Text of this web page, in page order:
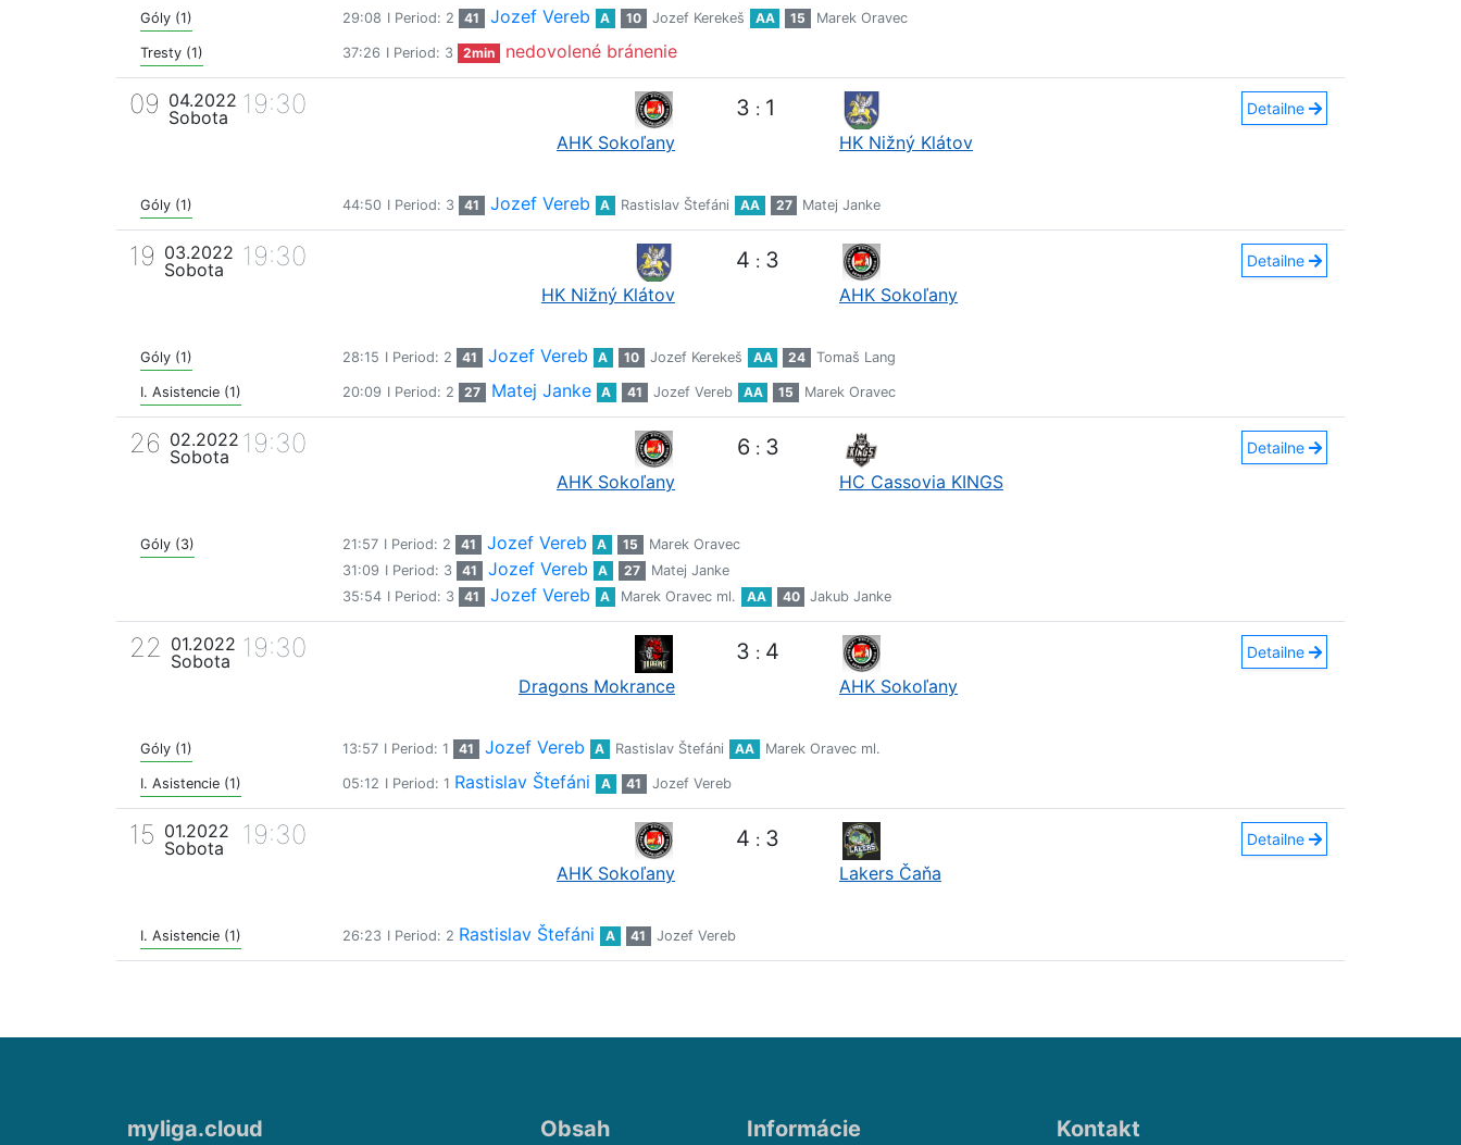
Góly (1) 29:08 I Period: 2 41 Jozef Vereb A 10 Jozef Kerekeš AA 15 Marek Oravec
Tresty (1) 37:26 I Period: 3 2min nedovolené bránenie
09 04.2022
Sobota
19:30
AHK Sokoľany
3 : 1
HK Nižný Klátov
Detailne
Góly (1) 44:50 I Period: 3 41 Jozef Vereb A Rastislav Štefáni AA 27 Matej Janke
19 03.2022
Sobota
19:30
HK Nižný Klátov
4 : 3
AHK Sokoľany
Detailne
Góly (1) 28:15 I Period: 2 41 Jozef Vereb A 10 Jozef Kerekeš AA 24 Tomaš Lang
I. Asistencie (1) 20:09 I Period: 2 27 Matej Janke A 41 Jozef Vereb AA 15 Marek Oravec
26 02.2022
Sobota
19:30
AHK Sokoľany
6 : 3
HC Cassovia KINGS
Detailne
Góly (3) 21:57 I Period: 2 41 Jozef Vereb A 15
Marek Oravec
31:09 I Period: 3 41 Jozef Vereb A 27
Matej Janke
35:54 I Period: 3 41 Jozef Vereb A Marek Oravec ml. AA 40 Jakub Janke
22 01.2022
Sobota
19:30
Dragons Mokrance
3 : 4
AHK Sokoľany
Detailne
Góly (1) 13:57 I Period: 1 41 Jozef Vereb A Rastislav Štefáni AA Marek Oravec ml.
I. Asistencie (1) 05:12 I Period: 1 Rastislav Štefáni A 41 Jozef Vereb
15 01.2022
Sobota
19:30
AHK Sokoľany
4 : 3
Lakers Čaňa
Detailne
I. Asistencie (1) 26:23 I Period: 2 Rastislav Štefáni A 41 Jozef Vereb
myliga.cloud Obsah Informácie Kontakt